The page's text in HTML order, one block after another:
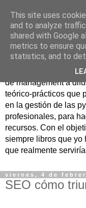
Nuevo
Libro
Nace con la misión
de management a
teórico-prácticos que
en la gestión de las
profesionales, para
recursos. Con el
siempre libros que yo
que realmente
viernes, 4 de
SEO cómo
This site uses
and to analyze
shared with Google
metrics to ensure
statistics, and to